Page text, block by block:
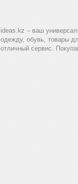
ideas.kz – ваш
одежду, обувь, товары
отличный сервис.